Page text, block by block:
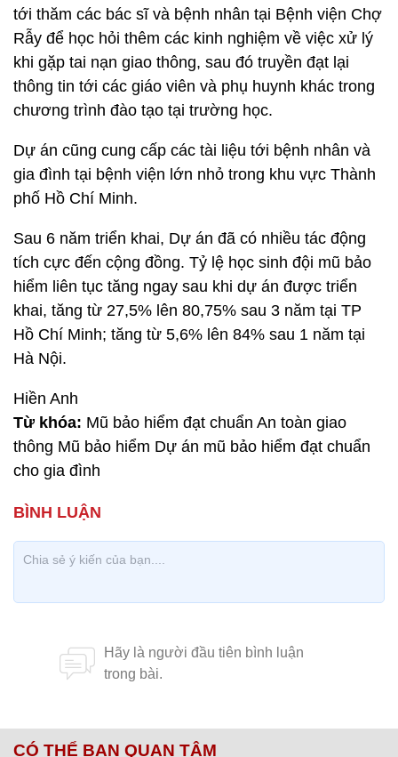
tới thăm các bác sĩ và bệnh nhân tại Bệnh viện Chợ
Rẫy để học hỏi thêm các kinh nghiệm về việc xử lý
khi gặp tai nạn giao thông, sau đó truyền đạt lại
thông tin tới các giáo viên và phụ huynh khác trong
chương trình đào tạo tại trường học.
Dự án cũng cung cấp các tài liệu tới bệnh nhân và
gia đình tại bệnh viện lớn nhỏ trong khu vực Thành
phố Hồ Chí Minh.
Sau 6 năm triển khai, Dự án đã có nhiều tác động
tích cực đến cộng đồng. Tỷ lệ học sinh đội mũ bảo
hiểm liên tục tăng ngay sau khi dự án được triển
khai, tăng từ 27,5% lên 80,75% sau 3 năm tại TP
Hồ Chí Minh; tăng từ 5,6% lên 84% sau 1 năm tại
Hà Nội.
Hiền Anh
Từ khóa: Mũ bảo hiểm đạt chuẩn An toàn giao
thông Mũ bảo hiểm Dự án mũ bảo hiểm đạt chuẩn
cho gia đình
CÓ THỂ BẠN QUAN TÂM